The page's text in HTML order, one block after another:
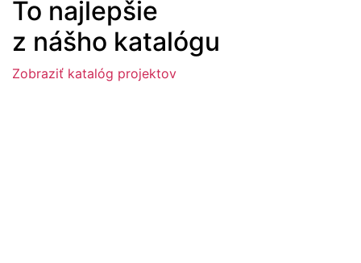
To najlepšie
z nášho katalógu
Zobraziť katalóg projektov